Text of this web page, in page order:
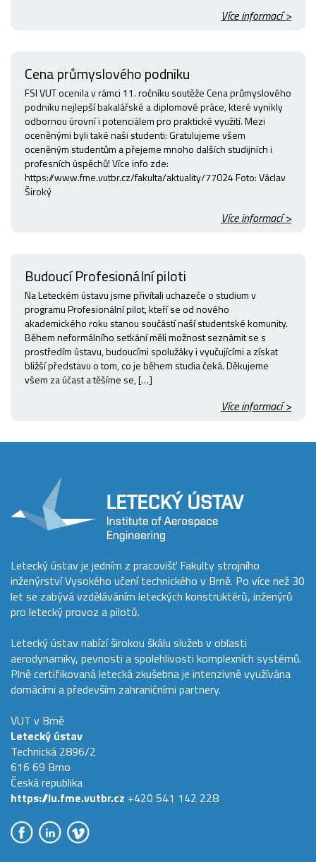
Více informací >
Cena průmyslového podniku
FSI VUT ocenila v rámci 11. ročníku soutěže Cena průmyslového
podniku nejlepší bakalářské a diplomové práce, které vynikly
odbornou úrovní i potenciálem pro praktické využití. Mezi
oceněnými byli také naši studenti: Gratulujeme všem
oceněným studentům a přejeme mnoho dalších studijních i
profesních úspěchů! Více info zde:
https://www.fme.vutbr.cz/fakulta/aktuality/77024 Foto: Václav
Široký
Více informací >
Budoucí Profesionální piloti
Na Leteckém ústavu jsme přivítali uchazeče o studium v
programu Profesionální pilot, kteří se od nového
akademického roku stanou součástí naší studentské komunity.
Během neformálního setkání měli možnost seznámit se s
prostředím ústavu, budoucími spolužáky i vyučujícími a získat
bližší představu o tom, co je během studia čeká. Děkujeme
všem za účast a těšíme se, […]
Více informací >
Letecký ústav je jedním z pracovišť Fakulty strojního
inženýrství Vysokého učení technického v Brně. Po více než 30
let se zabývá vzděláváním leteckých konstruktérů, inženýrů
pro letecký provoz a pilotů.
Letecký ústav nabízí širokou škálu služeb v oblasti
aerodynamiky, pevnosti a spolehlivosti komplexních systémů.
Plně certifikovaná letecká zkušebna je intenzivně využívána
domácími a především zahraničními partnery.
VUT v Brně
Letecký ústav
Technická 2896/2
616 69 Brno
Česká republika
https://lu.fme.vutbr.cz +420 541 142 228